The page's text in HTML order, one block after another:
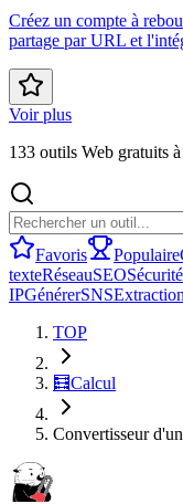
Créez un compte à
partage par URL et
Voir plus
133 outils Web gratuits
Favoris Populaire
texteRéseauSEOSécurité
IPGénérerSNSExtraction
TOP
🧮Calcul
Convertisseur